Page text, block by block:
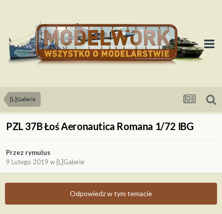
[L]Galerie
PZL 37B Łoś Aeronautica Romana 1/72 IBG
Przez rymulus
9 Lutego 2019 w [L]Galerie
Odpowiedz w tym temacie